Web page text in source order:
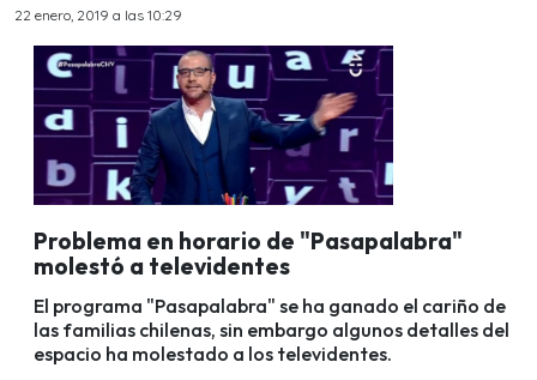
22 enero, 2019 a las 10:29
Problema en horario de "Pasapalabra"
molestó a televidentes
El programa "Pasapalabra" se ha ganado el cariño de
las familias chilenas, sin embargo algunos detalles del
espacio ha molestado a los televidentes.